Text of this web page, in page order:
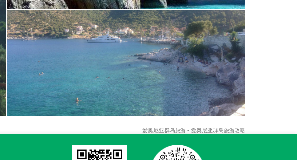
爱奥尼亚群岛旅游 - 爱奥尼亚群岛旅游攻略